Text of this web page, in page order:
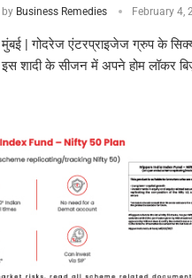
by Business Remedies February 4,
मुंबई | गोदरेज एंटरप्राइजेज ग्रुप के
इस शादी के सीजन में अपने होम लॉकर